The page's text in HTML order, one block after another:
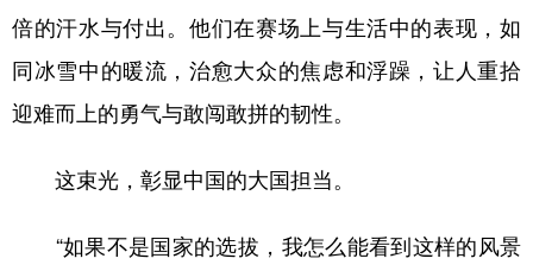
倍的汗水与付出。他们在赛场上与生活中的表现，如
同冰雪中的暖流，治愈大众的焦虑和浮躁，让人重拾
迎难而上的勇气与敢闯敢拼的韧性。
这束光，彰显中国的大国担当。
“如果不是国家的选拔，我怎么能看到这样的风景